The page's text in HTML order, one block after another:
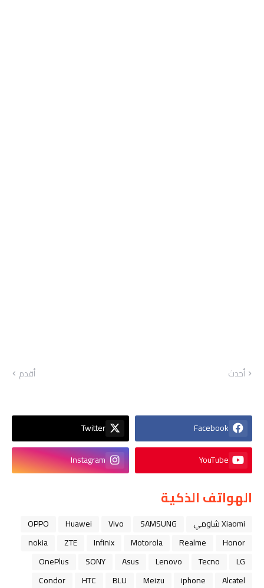
أحدث أقدم
Facebook
Twitter
YouTube
Instagram
الهواتف الذكية
Xiaomi شاومي SAMSUNG
Vivo
Huawei
OPPO
Honor
Realme
Motorola
Infinix
ZTE
nokia
LG
Tecno
Lenovo
Asus
SONY
OnePlus
Alcatel
iphone
Meizu
BLU
HTC
Condor